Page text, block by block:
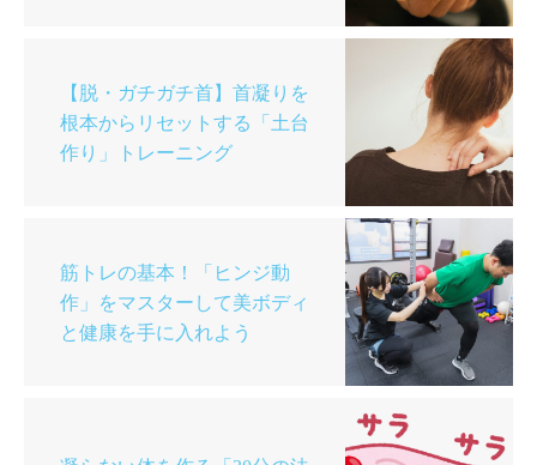
【脱・ガチガチ首】首凝りを
根本からリセットする「土台
作り」トレーニング
筋トレの基本！「ヒンジ動
作」をマスターして美ボディ
と健康を手に入れよう